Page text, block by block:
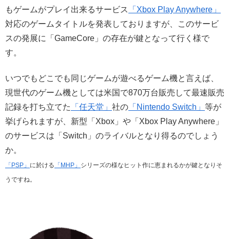
もゲームがプレイ出来るサービス
「Xbox Play Anywhere」
対応のゲームタイトルを発表しておりますが、このサービ
スの発展に「GameCore」の存在が鍵となって行く様で
す。
いつでもどこでも同じゲームが遊べるゲーム機と言えば、
現世代のゲーム機としては米国で870万台販売して最速販売
記録を打ち立てた
「任天堂」 社の 「Nintendo Switch」 等が
挙げられますが、新型「Xbox」や「Xbox Play Anywhere」
のサービスは「Switch」のライバルとなり得るのでしょう
か。
「PSP」 に於ける 「MHP」 シリーズの様なヒット作に恵まれるかが鍵となりそ
うですね。